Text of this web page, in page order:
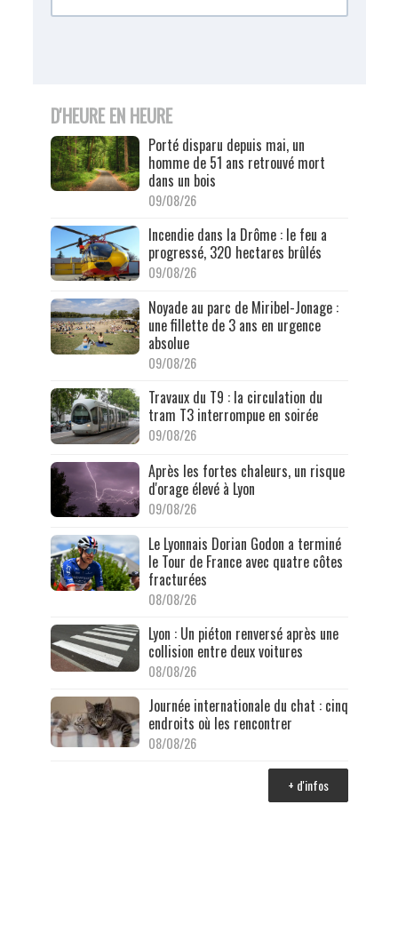
D'HEURE EN HEURE
Porté disparu depuis mai, un
homme de 51 ans retrouvé mort
dans un bois
09/08/26
Incendie dans la Drôme : le feu a
progressé, 320 hectares brûlés
09/08/26
Noyade au parc de Miribel-Jonage :
une fillette de 3 ans en urgence
absolue
09/08/26
Travaux du T9 : la circulation du
tram T3 interrompue en soirée
09/08/26
Après les fortes chaleurs, un risque
d'orage élevé à Lyon
09/08/26
Le Lyonnais Dorian Godon a terminé
le Tour de France avec quatre côtes
fracturées
08/08/26
Lyon : Un piéton renversé après une
collision entre deux voitures
08/08/26
Journée internationale du chat : cinq
endroits où les rencontrer
08/08/26
+ d'infos